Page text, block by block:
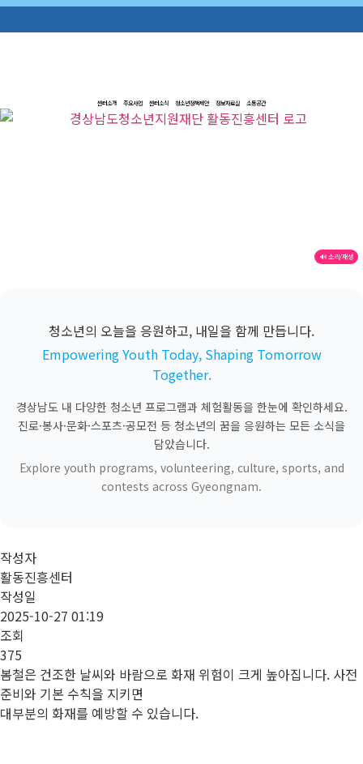
센터소개 주요사업 센터소식 청소년정책제안 정보자료실 소통공간
🔊 소리/재생
청소년의 오늘을 응원하고, 내일을 함께 만듭니다.
Empowering Youth Today, Shaping Tomorrow
Together.
경상남도 내 다양한 청소년 프로그램과 체험활동을 한눈에 확인하세요.
진로·봉사·문화·스포츠·공모전 등 청소년의 꿈을 응원하는 모든 소식을
담았습니다.
Explore youth programs, volunteering, culture, sports, and
contests across Gyeongnam.
작성자
활동진흥센터
작성일
2025-10-27 01:19
조회
375
봄철은 건조한 날씨와 바람으로 화재 위험이 크게 높아집니다. 사전
준비와 기본 수칙을 지키면
대부분의 화재를 예방할 수 있습니다.